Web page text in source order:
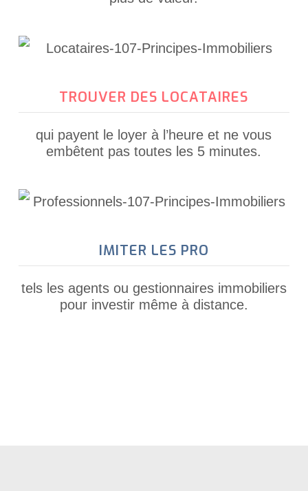
TROUVER DES LOCATAIRES
qui payent le loyer à l’heure et ne vous
embêtent pas toutes les 5 minutes.
IMITER LES PRO
tels les agents ou gestionnaires immobiliers
pour investir même à distance.